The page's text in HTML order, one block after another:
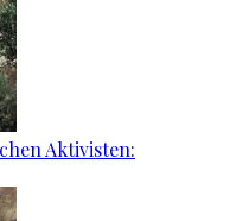
Aktivisten: